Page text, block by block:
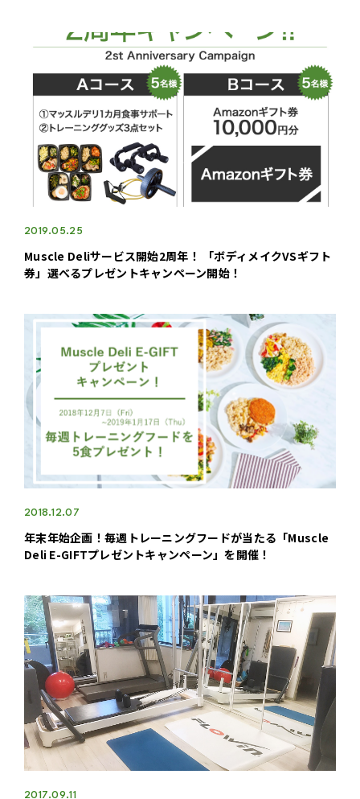
2019.05.25
Muscle Deliサービス開始2周年！ 「ボディメイクVSギフト
券」選べるプレゼントキャンペーン開始！
2018.12.07
年末年始企画！毎週トレーニングフードが当たる「Muscle
Deli E-GIFTプレゼントキャンペーン」を開催！
2017.09.11